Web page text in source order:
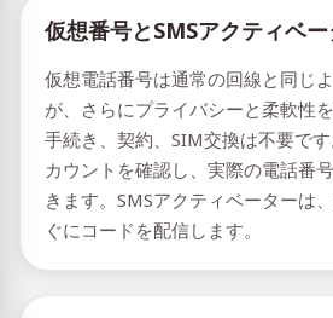
仮想番号とSMSアクティベ
仮想電話番号は通常の回線と同じ
が、さらにプライバシーと柔軟性
手続き、契約、SIM交換は不要で
カウントを確認し、実際の電話番
きます。SMSアクティベーターは
ぐにコードを配信します。